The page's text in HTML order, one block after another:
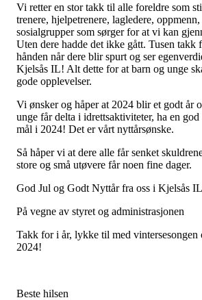
Vi retter en stor takk til alle foreldre som
trenere, hjelpetrenere, lagledere,
sosialgrupper som sørger for at vi kan
Uten dere hadde det ikke gått. Tusen takk
hånden når dere blir spurt og ser
Kjelsås IL! Alt dette for at barn og unge
gode opplevelser.
Vi ønsker og håper at 2024 blir et godt år
unge får delta i idrettsaktiviteter, ha en god
mål i 2024! Det er vårt nyttårsønske.
Så håper vi at dere alle får senket
store og små utøvere får noen fine dager.
God Jul og Godt Nyttår fra oss i Kjelsås
På vegne av styret og administrasjonen
Takk for i år, lykke til med vintersesongen
2024!
Beste hilsen